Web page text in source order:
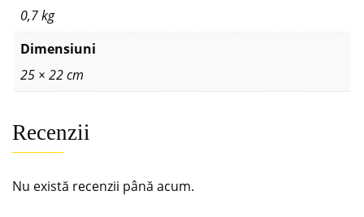
0,7 kg
Dimensiuni
25 × 22 cm
Recenzii
Nu există recenzii până acum.